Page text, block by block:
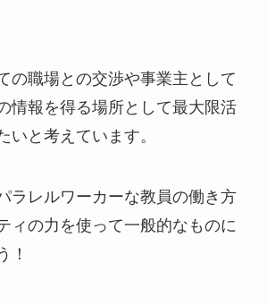
の職場との交渉や事業主として
情報を得る場所として最大限活
いと考えています。
ラレルワーカーな教員の働き方
ィの力を使って一般的なものに
！